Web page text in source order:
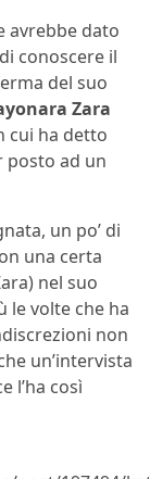
avrebbe dato
conoscere il
del suo
Zara
cui ha detto
posto ad un
un po’ di
una certa
nel suo
le volte che ha
non
un’intervista
l’ha così